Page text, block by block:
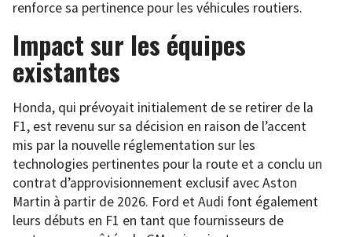
renforce sa pertinence pour les véhicules routiers.
Impact sur les équipes
existantes
Honda, qui prévoyait initialement de se retirer de la
F1, est revenu sur sa décision en raison de l’accent
mis par la nouvelle réglementation sur les
technologies pertinentes pour la route et a conclu un
contrat d’approvisionnement exclusif avec Aston
Martin à partir de 2026. Ford et Audi font également
leurs débuts en F1 en tant que fournisseurs de